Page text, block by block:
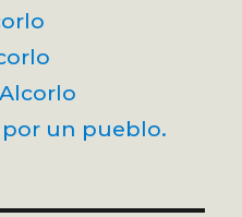
un pueblo.